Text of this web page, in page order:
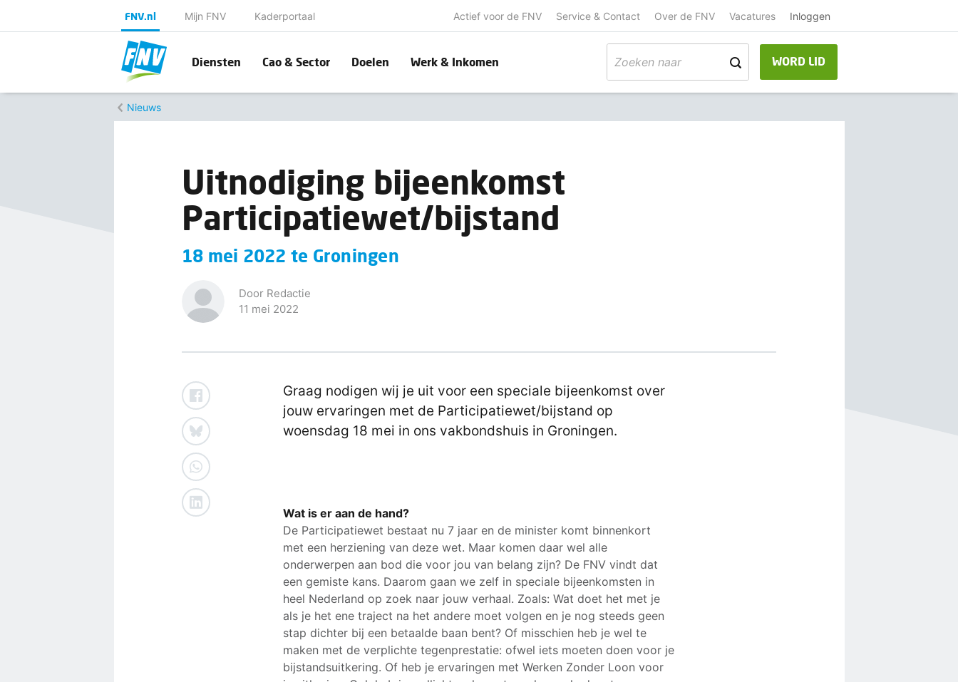
FNV.nl Mijn FNV Kaderportaal Actief voor de FNV Service & Contact Over de FNV Vacatures Inloggen
Diensten Cao & Sector Doelen Werk & Inkomen WORD LID
Nieuws
Uitnodiging bijeenkomst
Participatiewet/bijstand
18 mei 2022 te Groningen
Door Redactie
11 mei 2022
Graag nodigen wij je uit voor een speciale bijeenkomst over
jouw ervaringen met de Participatiewet/bijstand op
woensdag 18 mei in ons vakbondshuis in Groningen.
Wat is er aan de hand?
De Participatiewet bestaat nu 7 jaar en de minister komt binnenkort
met een herziening van deze wet. Maar komen daar wel alle
onderwerpen aan bod die voor jou van belang zijn? De FNV vindt dat
een gemiste kans. Daarom gaan we zelf in speciale bijeenkomsten in
heel Nederland op zoek naar jouw verhaal. Zoals: Wat doet het met je
als je het ene traject na het andere moet volgen en je nog steeds geen
stap dichter bij een betaalde baan bent? Of misschien heb je wel te
maken met de verplichte tegenprestatie: ofwel iets moeten doen voor je
bijstandsuitkering. Of heb je ervaringen met Werken Zonder Loon voor